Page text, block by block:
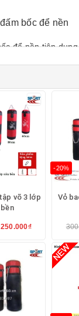
để nền tiện dụng
võ 3 lớp
250.000₫
-20%
Vỏ